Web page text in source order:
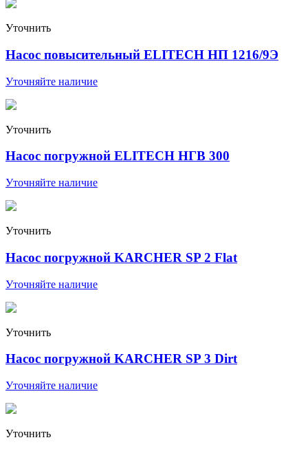
Уточнить
Насос повысительный ELITECH НП 1216/9Э
Уточняйте наличие
Уточнить
Насос погружной ELITECH НГВ 300
Уточняйте наличие
Уточнить
Насос погружной KARCHER SP 2 Flat
Уточняйте наличие
Уточнить
Насос погружной KARCHER SP 3 Dirt
Уточняйте наличие
Уточнить